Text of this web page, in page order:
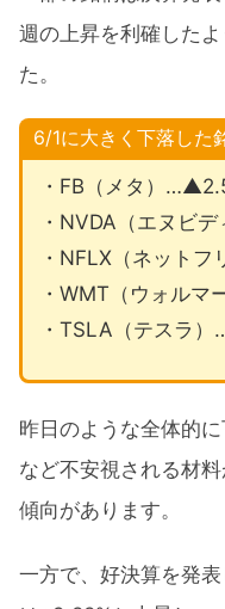
週の上昇を利確した
た。
6/1に大きく下落した
・FB（メタ）
・NVDA（エヌビ
・NFLX（ネット
・WMT（ウォル
・TSLA（テスラ
昨日のような全体的
など不安視される材
傾向があります。
一方で、好決算を発表